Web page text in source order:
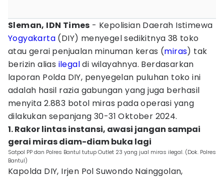
Sleman, IDN Times - Kepolisian Daerah Istimewa
Yogyakarta (DIY) menyegel sedikitnya 38 toko
atau gerai penjualan minuman keras (miras) tak
berizin alias ilegaldi wilayahnya. Berdasarkan
laporan Polda DIY, penyegelan puluhan toko ini
adalah hasil razia gabungan yang juga berhasil
menyita 2.883 botol miras pada operasi yang
dilakukan sepanjang 30-31 Oktober 2024.
1. Rakor lintas instansi, awasi jangan sampai
gerai miras diam-diam buka lagi
Satpol PP dan Polres Bantul tutup Outlet 23 yang jual miras ilegal. (Dok. Polres
Bantul)
Kapolda DIY, Irjen Pol Suwondo Nainggolan,